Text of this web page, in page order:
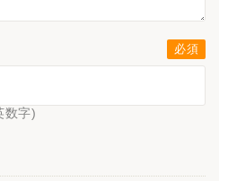
数字)